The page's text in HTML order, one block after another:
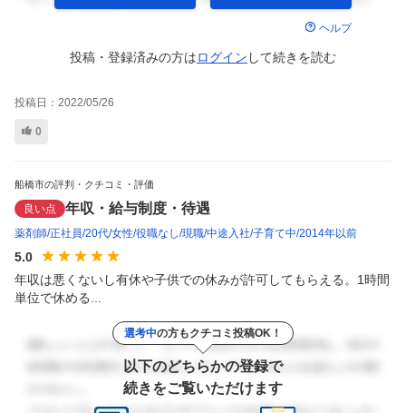
ヘルプ
投稿・登録済みの方はログイン して続きを読む
投稿日： 2022/05/26
0
船橋市の評判・クチコミ・評価
良い点 年収・給与制度・待遇
薬剤師 正社員 20代 女性 役職なし 現職 中途入社 子育て中 2014年以前
5.0
年収は悪くないし有休や子供での休みが許可してもらえる。1時間
単位で休める...
選考中の方もクチコミ投稿OK！
以下のどちらかの登録で
続きをご覧いただけます